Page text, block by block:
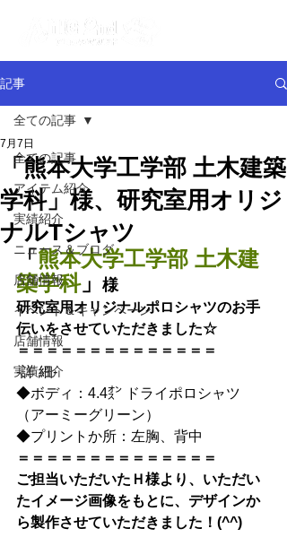
記事
全ての記事
アイテム紹介
実績紹介
ニュース＆ブログ
店舗情報
イベント＆キャンペーン
店舗情報
実績紹介
全ての記事
「熊本大学工学部 土木建築
学科」様、研究室用オリジ
ナルTシャツ
7月7日
「熊本大学工学部 土木建
築学科」 様
研究室用オリジナルポロシャツのお手
伝いをさせていただきました☆
＝＝＝＝＝＝＝＝＝＝＝＝＝＝
-詳 細-
◆ボディ：4.4㌉ ドライポロシャツ
（アーミーグリーン）
◆プリントか所：左胸、背中
＝＝＝＝＝＝＝＝＝＝＝＝＝＝
ご担当いただいたＨ様より、いただい
たイメージ画像をもとに、デザインか
ら製作させていただきました！(^^)